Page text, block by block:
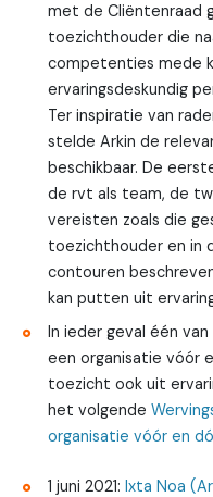
met de Cliëntenraad
toezichthouder die
competenties mede
ervaringsdeskundig
Ter inspiratie van
stelde Arkin de
beschikbaar. De
de rvt als team, de
vereisten zoals die
toezichthouder en in
contouren
kan putten uit
In ieder geval één
een organisatie vóór
toezicht ook uit
het volgende
organisatie vóór en
1 juni 2021: Ixta Noa